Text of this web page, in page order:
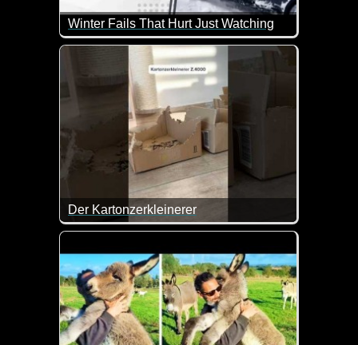
Winter Fails That Hurt Just Watching
Immer wieder erschreckend wie manche Leute
Der Kartonzerkleinerer
Den sollte man glatt mal buchen. Dann spart man